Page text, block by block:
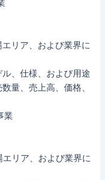
リア、および業界に
、仕様、および用途
量、売上高、価格、
業
リア、および業界に